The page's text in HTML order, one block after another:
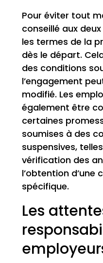
Pour éviter tout
conseillé aux
les termes de la
dès le départ.
des conditions
l’engagement
modifié. Les
également être
certaines
soumises à des
suspensives,
vérification des
l’obtention d’une
spécifique.
Les